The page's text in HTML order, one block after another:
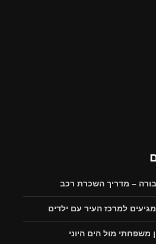
– מדריך השכרת רכב
למרכז העיר עם ילדים
משפחתי מול הים היוני